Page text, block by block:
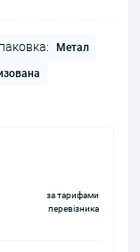
Метал
за тарифами
перевізника